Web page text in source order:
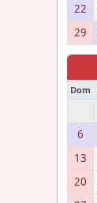
22
29
Dom
6
13
20